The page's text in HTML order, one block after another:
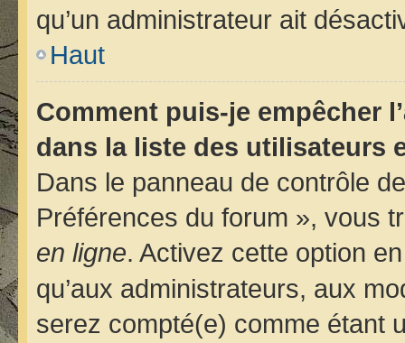
qu’un administrateur ait
Haut
Comment puis-je empêcher
dans la liste des utilisateurs
Dans le panneau de contrôle
Préférences du forum », vous
en ligne. Activez cette option
qu’aux administrateurs, aux
serez compté(e) comme étant